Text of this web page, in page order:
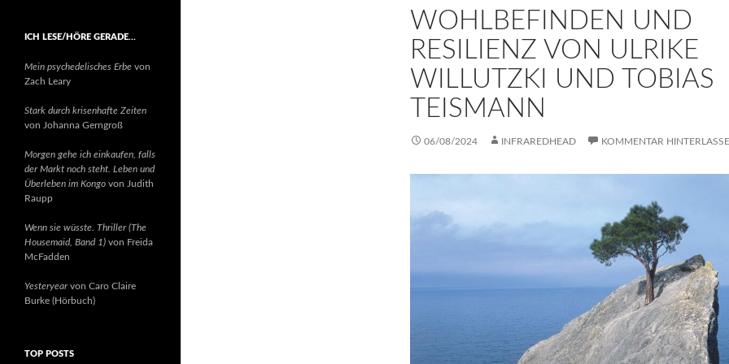
WOHLBEFINDEN UND
RESILIENZ VON ULRIKE
WILLUTZKI UND TOBIAS
TEISMANN
06/08/2024 INFRAREDHEAD KOMMENTAR
ICH LESE/HÖRE GERADE…
Mein psychedelisches Erbe von
Zach Leary
Stark durch krisenhafte Zeiten
von Johanna Gerngroß
Morgen gehe ich einkaufen, falls
der Markt noch steht. Leben und
Überleben im Kongo von Judith
Raupp
Wenn sie wüsste. Thriller (The
Housemaid, Band 1) von Freida
McFadden
Yesteryearvon Caro Claire
Burke (Hörbuch)
TOP POSTS